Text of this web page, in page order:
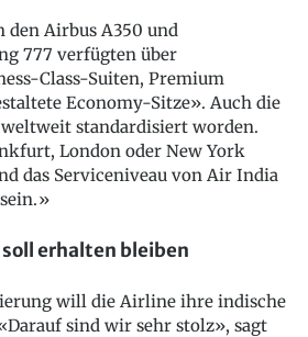
den Airbus A350 und
777 verfügten über
Class-Suiten, Premium
Economy-Sitze». Auch die
weltweit standardisiert worden.
London oder New York
das Serviceniveau von Air India
erhalten bleiben
will die Airline ihre indische
sind wir sehr stolz», sagt